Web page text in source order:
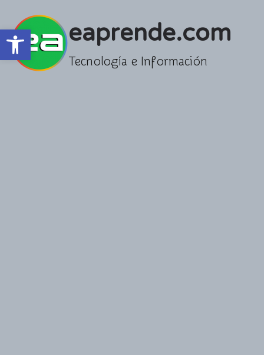
Abrir barra de herramientas
contenido
eaprende.com
Tecnología e Información